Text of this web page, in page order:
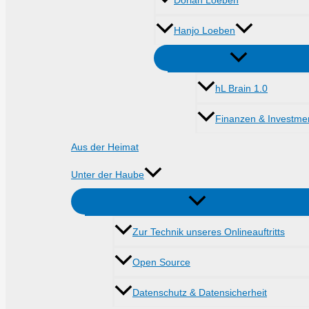
Hanjo Loeben
hL Brain 1.0
Finanzen &
Aus der Heimat
Unter der Haube
Zur Technik unseres Onlineauftritts
Open Source
Datenschutz & Datensicherheit